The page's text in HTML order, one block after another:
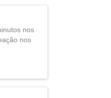
nos
nos